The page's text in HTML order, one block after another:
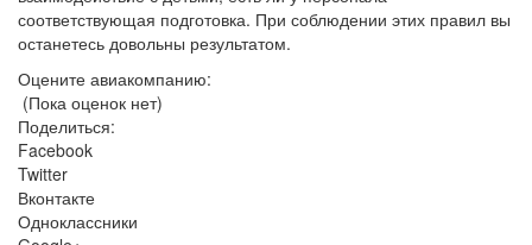
соответствующая подготовка. При соблюдении этих правил вы
останетесь довольны результатом.
Оцените авиакомпанию:
(Пока оценок нет)
Поделиться:
Facebook
Twitter
Вконтакте
Одноклассники